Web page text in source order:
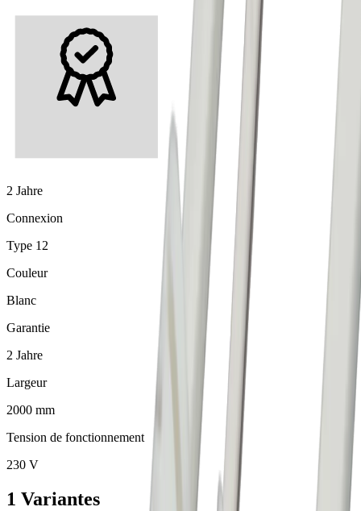
2 Jahre
Connexion
Type 12
Couleur
Blanc
Garantie
2 Jahre
Largeur
2000 mm
Tension de fonctionnement
230 V
1 Variantes